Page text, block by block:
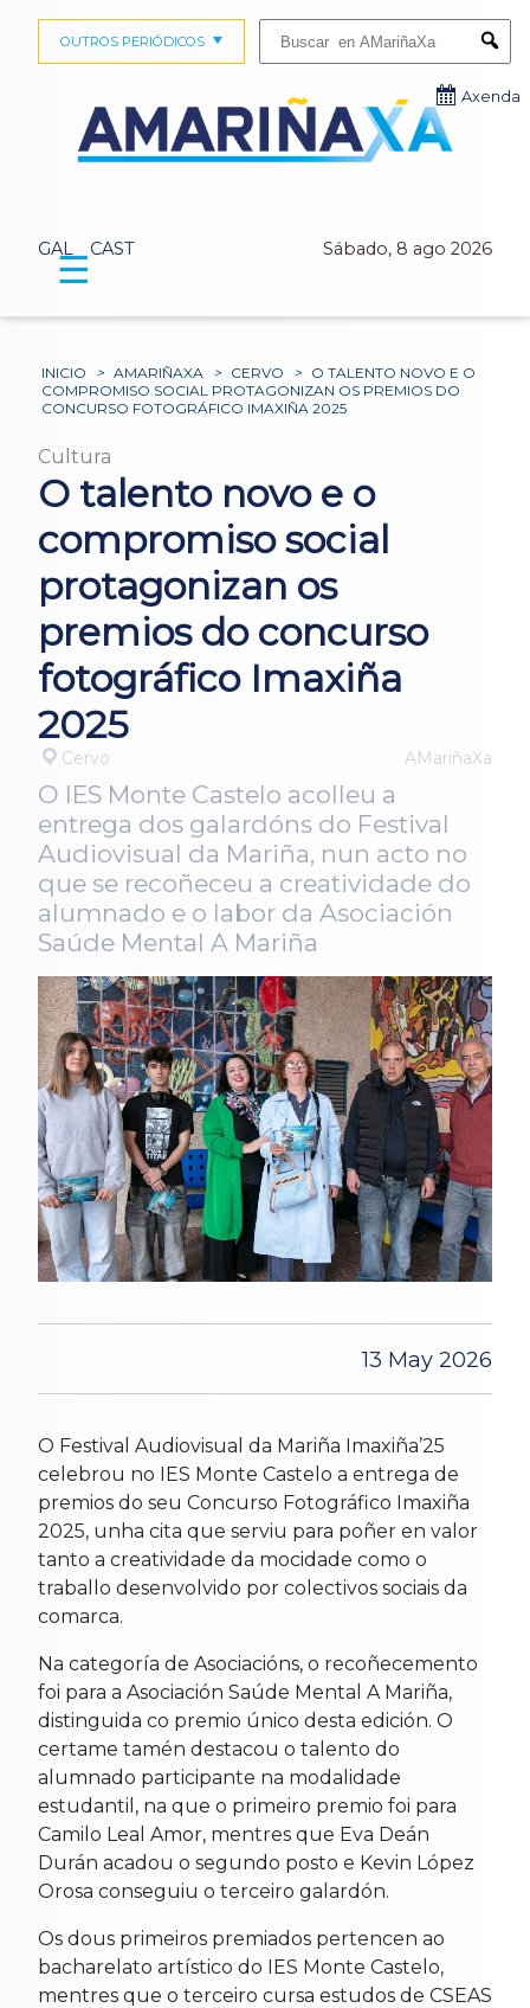
GAL CAST Sábado, 8 ago 2026
OUTROS PERIÓDICOS
Axenda
☰
INICIO > AMARIÑAXA > CERVO > O TALENTO NOVO E O
COMPROMISO SOCIAL PROTAGONIZAN OS PREMIOS DO
CONCURSO FOTOGRÁFICO IMAXIÑA 2025
Cultura
O talento novo e o
compromiso social
protagonizan os
premios do concurso
fotográfico Imaxiña
2025
Cervo AMariñaXa
O IES Monte Castelo acolleu a
entrega dos galardóns do Festival
Audiovisual da Mariña, nun acto no
que se recoñeceu a creatividade do
alumnado e o labor da Asociación
Saúde Mental A Mariña
13 May 2026
O Festival Audiovisual da Mariña Imaxiña’25
celebrou no IES Monte Castelo a entrega de
premios do seu Concurso Fotográfico Imaxiña
2025, unha cita que serviu para poñer en valor
tanto a creatividade da mocidade como o
traballo desenvolvido por colectivos sociais da
comarca.
Na categoría de Asociacións, o recoñecemento
foi para a Asociación Saúde Mental A Mariña,
distinguida co premio único desta edición. O
certame tamén destacou o talento do
alumnado participante na modalidade
estudantil, na que o primeiro premio foi para
Camilo Leal Amor, mentres que Eva Deán
Durán acadou o segundo posto e Kevin López
Orosa conseguiu o terceiro galardón.
Os dous primeiros premiados pertencen ao
bacharelato artístico do IES Monte Castelo,
mentres que o terceiro cursa estudos de CSEAS